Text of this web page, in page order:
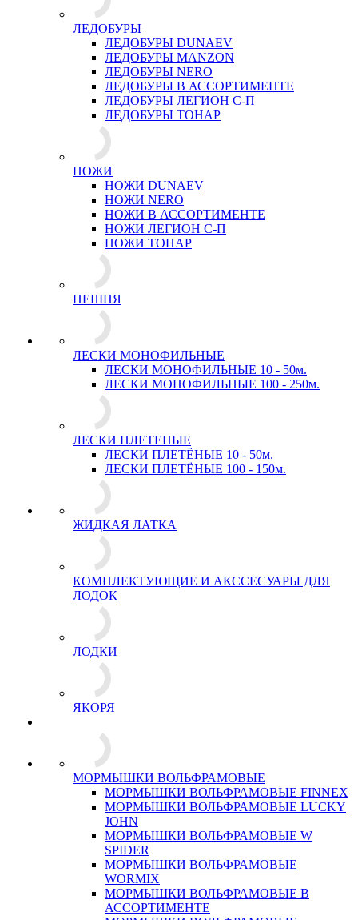
ЛЕДОБУРЫ
ЛЕДОБУРЫ DUNAEV
ЛЕДОБУРЫ MANZON
ЛЕДОБУРЫ NERO
ЛЕДОБУРЫ В АССОРТИМЕНТЕ
ЛЕДОБУРЫ ЛЕГИОН С-П
ЛЕДОБУРЫ ТОНАР
НОЖИ
НОЖИ DUNAEV
НОЖИ NERO
НОЖИ В АССОРТИМЕНТЕ
НОЖИ ЛЕГИОН С-П
НОЖИ ТОНАР
ПЕШНЯ
ЛЕСКИ МОНОФИЛЬНЫЕ
ЛЕСКИ МОНОФИЛЬНЫЕ 10 - 50м.
ЛЕСКИ МОНОФИЛЬНЫЕ 100 - 250м.
ЛЕСКИ ПЛЕТЕНЫЕ
ЛЕСКИ ПЛЕТЁНЫЕ 10 - 50м.
ЛЕСКИ ПЛЕТЁНЫЕ 100 - 150м.
ЖИДКАЯ ЛАТКА
КОМПЛЕКТУЮЩИЕ И АКССЕСУАРЫ ДЛЯ
ЛОДОК
ЛОДКИ
ЯКОРЯ
МОРМЫШКИ ВОЛЬФРАМОВЫЕ
МОРМЫШКИ ВОЛЬФРАМОВЫЕ FINNEX
МОРМЫШКИ ВОЛЬФРАМОВЫЕ LUCKY
JOHN
МОРМЫШКИ ВОЛЬФРАМОВЫЕ W
SPIDER
МОРМЫШКИ ВОЛЬФРАМОВЫЕ
WORMIX
МОРМЫШКИ ВОЛЬФРАМОВЫЕ В
АССОРТИМЕНТЕ